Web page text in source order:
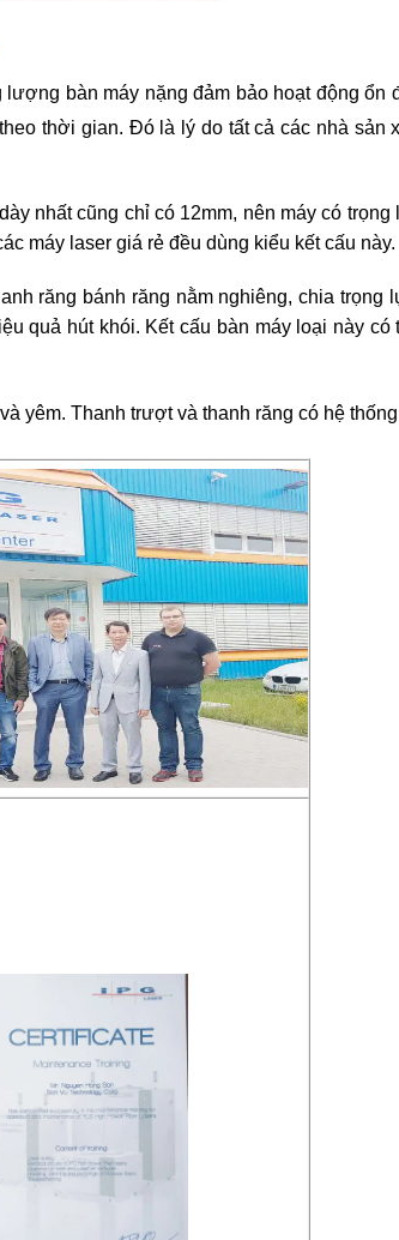
bàn máy nặng đảm bảo hoạt động ổn
thời gian. Đó là lý do tất cả các nhà sản
nhất cũng chỉ có 12mm, nên máy có
máy laser giá rẻ đều dùng kiểu kết cấu này.
răng bánh răng nằm nghiêng, chia
quả hút khói. Kết cấu bàn máy loại này
yêm. Thanh trượt và thanh răng có hệ